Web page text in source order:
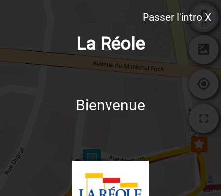
Passer l'intro X
La Réole
Bienvenue
0
35